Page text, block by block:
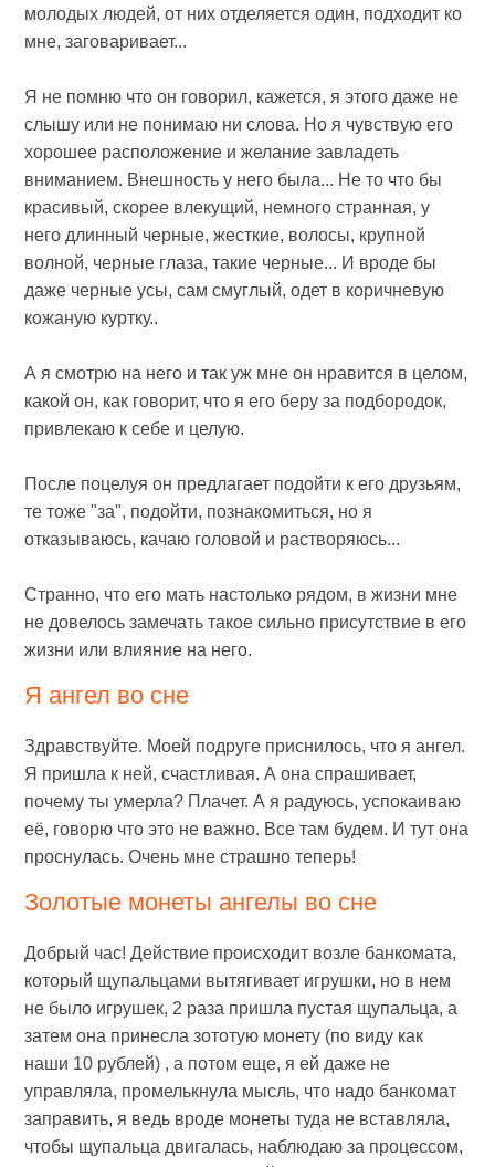
молодых людей, от них отделяется один, подходит ко
мне, заговаривает...
Я не помню что он говорил, кажется, я этого даже не
слышу или не понимаю ни слова. Но я чувствую его
хорошее расположение и желание завладеть
вниманием. Внешность у него была... Не то что бы
красивый, скорее влекущий, немного странная, у
него длинный черные, жесткие, волосы, крупной
волной, черные глаза, такие черные... И вроде бы
даже черные усы, сам смуглый, одет в коричневую
кожаную куртку..
А я смотрю на него и так уж мне он нравится в целом,
какой он, как говорит, что я его беру за подбородок,
привлекаю к себе и целую.
После поцелуя он предлагает подойти к его друзьям,
те тоже "за", подойти, познакомиться, но я
отказываюсь, качаю головой и растворяюсь...
Странно, что его мать настолько рядом, в жизни мне
не довелось замечать такое сильно присутствие в его
жизни или влияние на него.
Я ангел во сне
Здравствуйте. Моей подруге приснилось, что я ангел.
Я пришла к ней, счастливая. А она спрашивает,
почему ты умерла? Плачет. А я радуюсь, успокаиваю
её, говорю что это не важно. Все там будем. И тут она
проснулась. Очень мне страшно теперь!
Золотые монеты ангелы во сне
Добрый час! Действие происходит возле банкомата,
который щупальцами вытягивает игрушки, но в нем
не было игрушек, 2 раза пришла пустая щупальца, а
затем она принесла зототую монету (по виду как
наши 10 рублей) , а потом еще, я ей даже не
управляла, промелькнула мысль, что надо банкомат
заправить, я ведь вроде монеты туда не вставляла,
чтобы щупальца двигалась, наблюдаю за процессом,